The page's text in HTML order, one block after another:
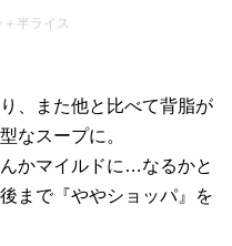
半ライス
、また他と比べて背脂が
なスープに。
かマイルドに…なるかと
まで『ややショッパ』を